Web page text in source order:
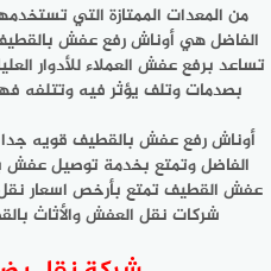
من المعدات الممتازة التي
الفاضل هي أوناش رفع عفش
تساعد برفع عفش العملاء للأدوار
بصدمات وتلف يؤثر فيه وتتلفه
أوناش رفع عفش بالقطيف قويه جدا
الفاضل وتمتع بخدمة توصيل عفش
عفش القطيف تمتع بأرخص اسعار
شركات نقل العفش والأثاث